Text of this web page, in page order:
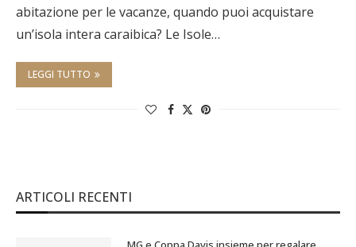
abitazione per le vacanze, quando puoi acquistare
un’isola intera caraibica? Le Isole…
LEGGI TUTTO
ARTICOLI RECENTI